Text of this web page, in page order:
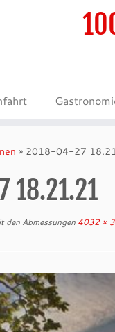
» 2018-04-27
18.21.21
den Abmessungen 4032 ×